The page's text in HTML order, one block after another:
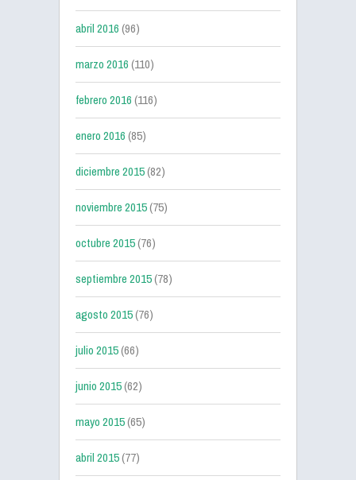
abril 2016(96)
marzo 2016(110)
febrero 2016(116)
enero 2016(85)
diciembre 2015(82)
noviembre 2015(75)
octubre 2015(76)
septiembre 2015(78)
agosto 2015(76)
julio 2015(66)
junio 2015(62)
mayo 2015(65)
abril 2015(77)